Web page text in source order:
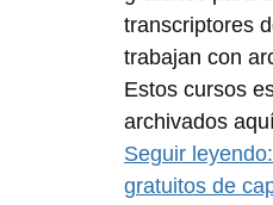
transcriptores
trabajan con
Estos cursos
archivados
Seguir leyendo
gratuitos de